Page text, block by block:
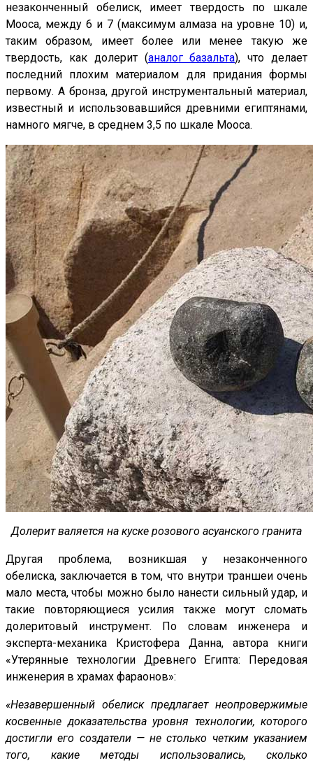
незаконченный обелиск, имеет твердость по шкале
Мооса, между 6 и 7 (максимум алмаза на уровне 10) и,
таким образом, имеет более или менее такую ​​же
твердость, как долерит (аналог базальта), что делает
последний плохим материалом для придания формы
первому. А бронза, другой инструментальный материал,
известный и использовавшийся древними египтянами,
намного мягче, в среднем 3,5 по шкале Мооса.
Долерит валяется на куске розового асуанского гранита
Другая проблема, возникшая у незаконченного
обелиска, заключается в том, что внутри траншеи очень
мало места, чтобы можно было нанести сильный удар, и
такие повторяющиеся усилия также могут сломать
долеритовый инструмент. По словам инженера и
эксперта-механика Кристофера Данна, автора книги
«Утерянные технологии Древнего Египта: Передовая
инженерия в храмах фараонов»:
«Незавершенный обелиск предлагает неопровержимые
косвенные доказательства уровня технологии, которого
достигли его создатели — не столько четким указанием
того, какие методы использовались, сколько